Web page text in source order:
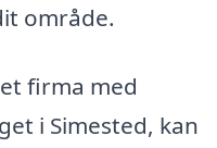
område.
firma med
i Simested, kan